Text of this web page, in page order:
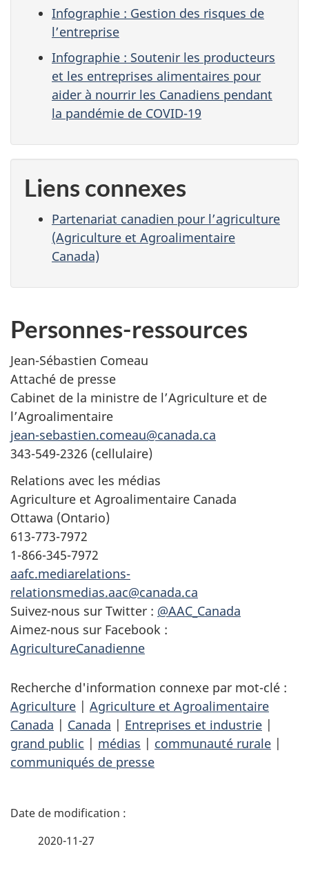
Infographie : Gestion des risques de
l’entreprise
Infographie : Soutenir les producteurs
et les entreprises alimentaires pour
aider à nourrir les Canadiens pendant
la pandémie de COVID-19
Liens connexes
Partenariat canadien pour l’agriculture
(Agriculture et Agroalimentaire
Canada)
Personnes-ressources
Jean-Sébastien Comeau
Attaché de presse
Cabinet de la ministre de l’Agriculture et de
l’Agroalimentaire
jean-sebastien.comeau@canada.ca
343-549-2326 (cellulaire)
Relations avec les médias
Agriculture et Agroalimentaire Canada
Ottawa (Ontario)
613-773-7972
1-866-345-7972
aafc.mediarelations-
relationsmedias.aac@canada.ca
Suivez-nous sur Twitter : @AAC_Canada
Aimez-nous sur Facebook :
AgricultureCanadienne
Recherche d'information connexe par mot-clé :
Agriculture | Agriculture et Agroalimentaire
Canada | Canada | Entreprises et industrie |
grand public | médias | communauté rurale |
communiqués de presse
D
2020-11-27